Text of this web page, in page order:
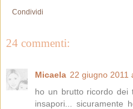
Condividi
24 commenti:
Micaela 22 giugno 2011
ho un brutto ricordo dei
insapori... sicuramente